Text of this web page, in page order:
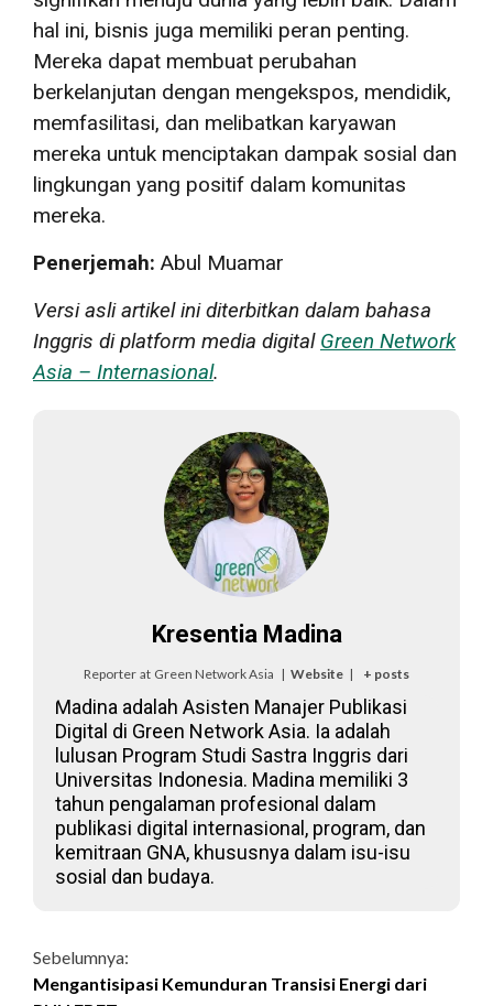
hal ini, bisnis juga memiliki peran penting.
Mereka dapat membuat perubahan
berkelanjutan dengan mengekspos, mendidik,
memfasilitasi, dan melibatkan karyawan
mereka untuk menciptakan dampak sosial dan
lingkungan yang positif dalam komunitas
mereka.
Penerjemah: Abul Muamar
Versi asli artikel ini diterbitkan dalam bahasa
Inggris di platform media digital Green Network
Asia – Internasional.
Kresentia Madina
Reporter at Green Network Asia | Website | + posts
Madina adalah Asisten Manajer Publikasi
Digital di Green Network Asia. Ia adalah
lulusan Program Studi Sastra Inggris dari
Universitas Indonesia. Madina memiliki 3
tahun pengalaman profesional dalam
publikasi digital internasional, program, dan
kemitraan GNA, khususnya dalam isu-isu
sosial dan budaya.
Continue
Sebelumnya:
Mengantisipasi Kemunduran Transisi Energi dari